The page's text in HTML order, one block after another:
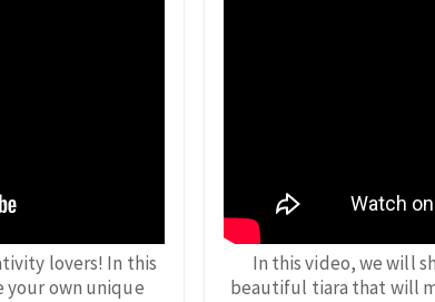
lovers! In this
your own unique
In this video, we will
beautiful tiara that will